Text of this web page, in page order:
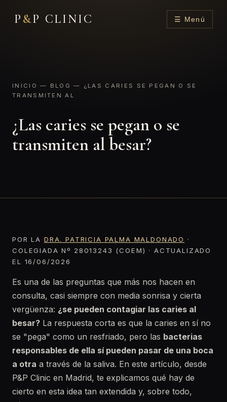
P &P CLINIC ☰ Menú
INICIO — BLOG — ¿LAS CARIES SE PEGAN O SE
TRANSMITEN AL
¿Las caries se pegan o se
transmiten al besar?
POR LA DRA. PATRICIA PALMA MALDONADO
·
COLEGIADA Nº 28013243 (COEM) · ACTUALIZADO
EL 16/06/2026
Es una de las preguntas que más nos hacen en
consulta, casi siempre con media sonrisa y cierta
vergüenza: ¿se pueden contagiar las caries al
besar? La respuesta corta es que la caries en sí no
se "pega" como un resfriado, pero las bacterias
responsables de ella sí pueden pasar de una boca
a otra a través de la saliva. En este artículo, desde
P&P Clinic en Madrid, te explicamos qué hay de
cierto en esta idea tan extendida y, sobre todo,